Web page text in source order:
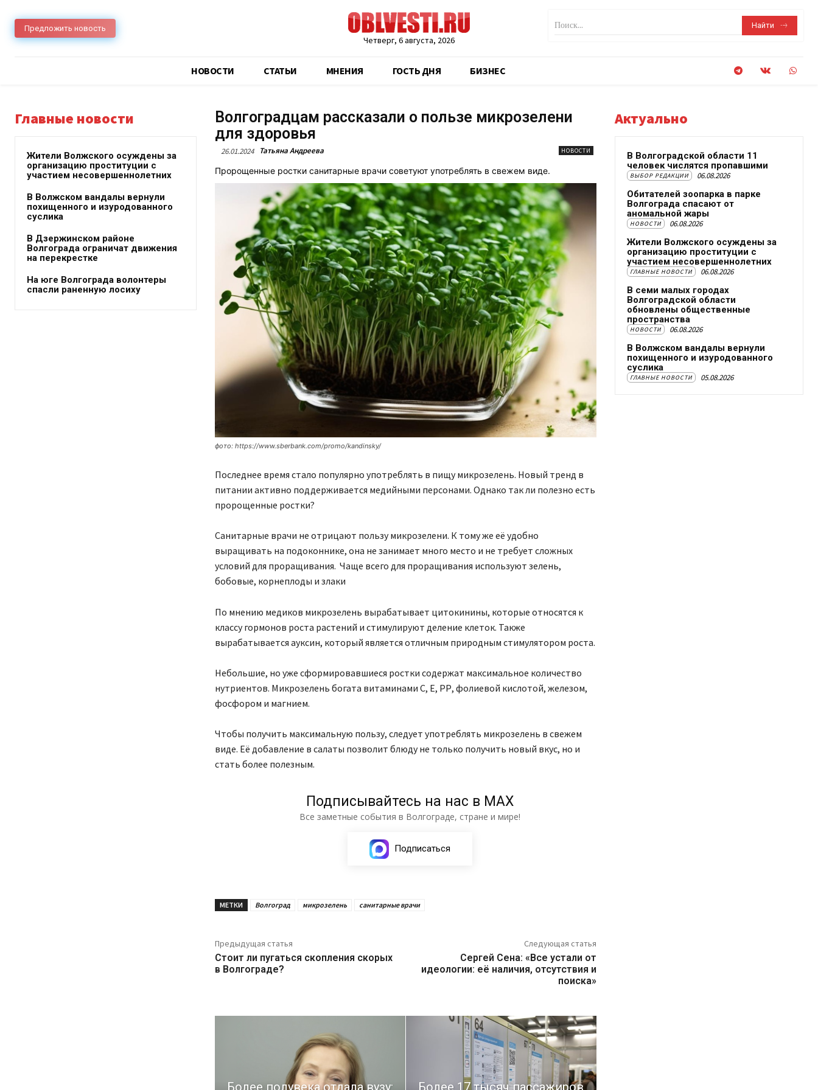
Предложить новость
Четверг, 6 августа, 2026
Поиск... Найти
НОВОСТИ CТАТЬИ МНЕНИЯ ГОСТЬ ДНЯ БИЗНЕС
Главные новости
Жители Волжского осуждены за
организацию проституции с
участием несовершеннолетних
В Волжском вандалы вернули
похищенного и изуродованного
суслика
В Дзержинском районе
Волгограда ограничат движения
на перекрестке
На юге Волгограда волонтеры
спасли раненную лосиху
Волгоградцам рассказали о пользе микрозелени
для здоровья
26.01.2024 Татьяна Андреева НОВОСТИ
Пророщенные ростки санитарные врачи советуют употреблять в свежем виде.
фото: https://www.sberbank.com/promo/kandinsky/
Последнее время стало популярно употреблять в пищу микрозелень. Новый тренд в
питании активно поддерживается медийными персонами. Однако так ли полезно есть
пророщенные ростки?
Санитарные врачи не отрицают пользу микрозелени. К тому же её удобно
выращивать на подоконнике, она не занимает много место и не требует сложных
условий для проращивания. Чаще всего для проращивания используют зелень,
бобовые, корнеплоды и злаки
По мнению медиков микрозелень вырабатывает цитокинины, которые относятся к
классу гормонов роста растений и стимулируют деление клеток. Также
вырабатывается ауксин, который является отличным природным стимулятором роста.
Небольшие, но уже сформировавшиеся ростки содержат максимальное количество
нутриентов. Микрозелень богата витаминами С, Е, РР, фолиевой кислотой, железом,
фосфором и магнием.
Чтобы получить максимальную пользу, следует употреблять микрозелень в свежем
виде. Её добавление в салаты позволит блюду не только получить новый вкус, но и
стать более полезным.
Подписывайтесь на нас в МАХ
Все заметные события в Волгограде, стране и мире!
Подписаться
МЕТКИ Волгоград микрозелень санитарные врачи
Предыдущая статья
Стоит ли пугаться скопления скорых
в Волгограде?
Следующая статья
Сергей Сена: «Все устали от
идеологии: её наличия, отсутствия и
поиска»
Более полувека отдала вузу: Более 17 тысяч пассажиров
Актуально
В Волгоградской области 11
человек числятся пропавшими
ВЫБОР РЕДАКЦИИ 06.08.2026
Обитателей зоопарка в парке
Волгограда спасают от
аномальной жары
НОВОСТИ 06.08.2026
Жители Волжского осуждены за
организацию проституции с
участием несовершеннолетних
ГЛАВНЫЕ НОВОСТИ 06.08.2026
В семи малых городах
Волгоградской области
обновлены общественные
пространства
НОВОСТИ 06.08.2026
В Волжском вандалы вернули
похищенного и изуродованного
суслика
ГЛАВНЫЕ НОВОСТИ 05.08.2026